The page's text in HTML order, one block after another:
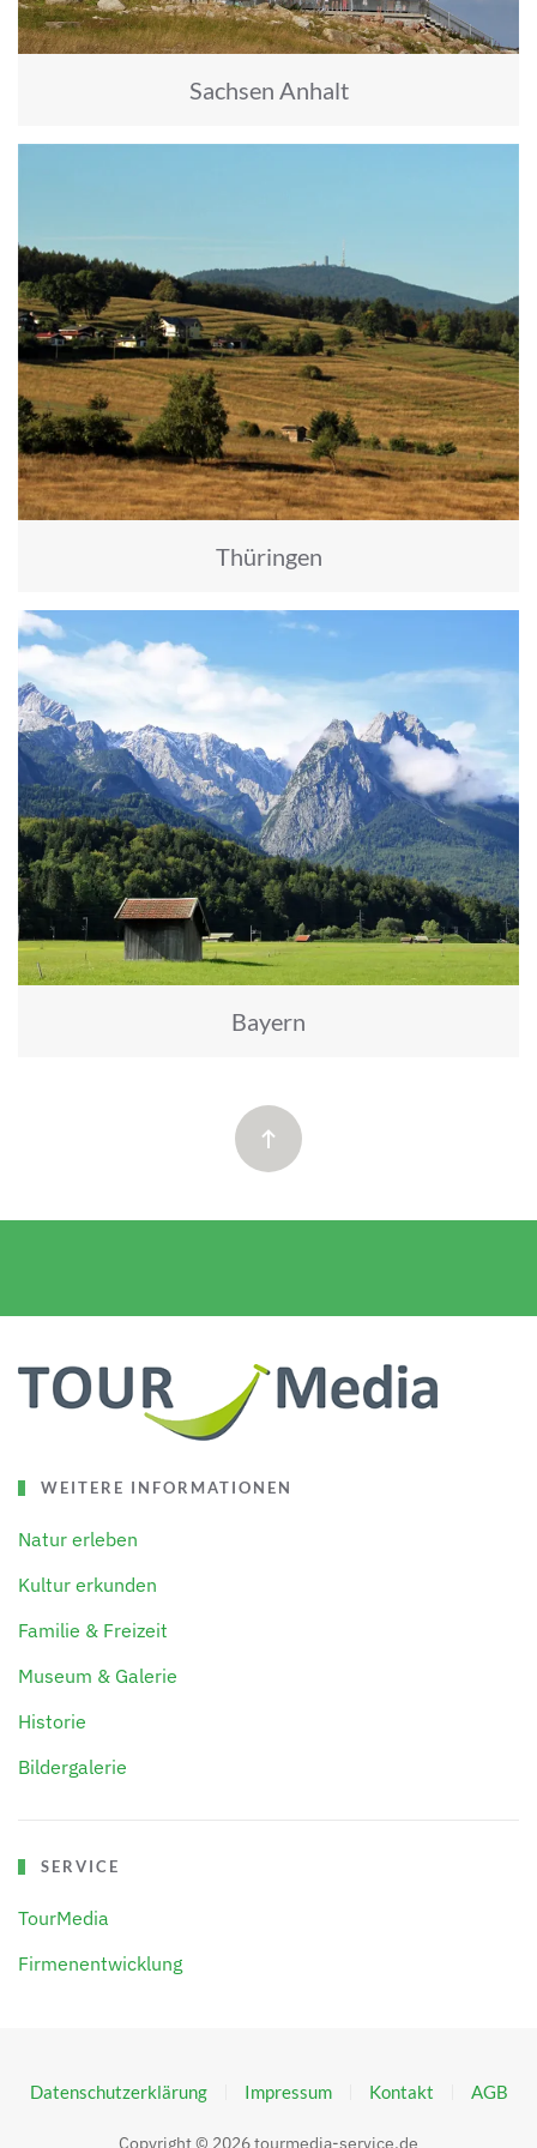
Sachsen Anhalt
Thüringen
Bayern
WEITERE INFORMATIONEN
Natur erleben
Kultur erkunden
Familie & Freizeit
Museum & Galerie
Historie
Bildergalerie
SERVICE
TourMedia
Firmenentwicklung
Datenschutzerklärung Impressum Kontakt AGB
Copyright © 2026tourmedia-service.de